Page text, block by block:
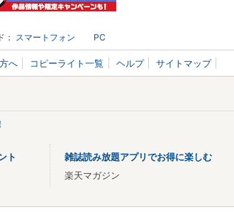
： スマートフォン PC
へ コピーライト一覧 ヘルプ サイトマップ
ト
雑誌読み放題アプリでお得に楽しむ
楽天マガジン